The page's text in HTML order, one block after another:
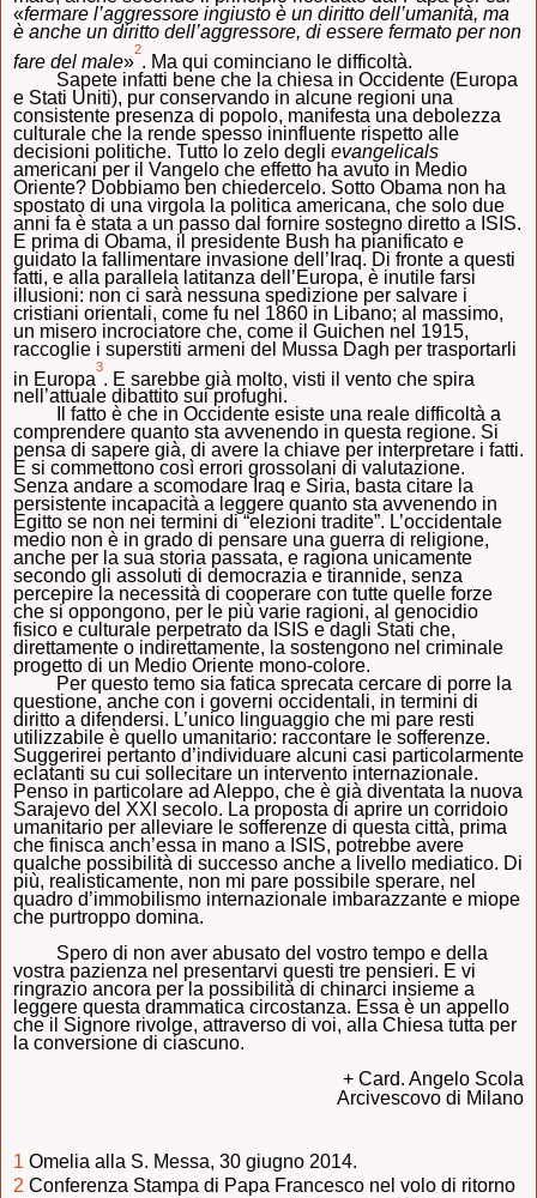
«fermare l’aggressore ingiusto è un diritto dell’umanità, ma
è anche un diritto dell’aggressore, di essere fermato per non
fare del male»
2
. Ma qui cominciano le difficoltà.
Sapete infatti bene che la chiesa in Occidente (Europa
e Stati Uniti), pur conservando in alcune regioni una
consistente presenza di popolo, manifesta una debolezza
culturale che la rende spesso ininfluente rispetto alle
decisioni politiche. Tutto lo zelo degli evangelicals
americani per il Vangelo che effetto ha avuto in Medio
Oriente? Dobbiamo ben chiedercelo. Sotto Obama non ha
spostato di una virgola la politica americana, che solo due
anni fa è stata a un passo dal fornire sostegno diretto a ISIS.
E prima di Obama, il presidente Bush ha pianificato e
guidato la fallimentare invasione dell’Iraq. Di fronte a questi
fatti, e alla parallela latitanza dell’Europa, è inutile farsi
illusioni: non ci sarà nessuna spedizione per salvare i
cristiani orientali, come fu nel 1860 in Libano; al massimo,
un misero incrociatore che, come il Guichen nel 1915,
raccoglie i superstiti armeni del Mussa Dagh per trasportarli
in Europa
3
. E sarebbe già molto, visti il vento che spira
nell’attuale dibattito sui profughi.
Il fatto è che in Occidente esiste una reale difficoltà a
comprendere quanto sta avvenendo in questa regione. Si
pensa di sapere già, di avere la chiave per interpretare i fatti.
E si commettono così errori grossolani di valutazione.
Senza andare a scomodare Iraq e Siria, basta citare la
persistente incapacità a leggere quanto sta avvenendo in
Egitto se non nei termini di “elezioni tradite”. L’occidentale
medio non è in grado di pensare una guerra di religione,
anche per la sua storia passata, e ragiona unicamente
secondo gli assoluti di democrazia e tirannide, senza
percepire la necessità di cooperare con tutte quelle forze
che si oppongono, per le più varie ragioni, al genocidio
fisico e culturale perpetrato da ISIS e dagli Stati che,
direttamente o indirettamente, la sostengono nel criminale
progetto di un Medio Oriente mono-colore.
Per questo temo sia fatica sprecata cercare di porre la
questione, anche con i governi occidentali, in termini di
diritto a difendersi. L’unico linguaggio che mi pare resti
utilizzabile è quello umanitario: raccontare le sofferenze.
Suggerirei pertanto d’individuare alcuni casi particolarmente
eclatanti su cui sollecitare un intervento internazionale.
Penso in particolare ad Aleppo, che è già diventata la nuova
Sarajevo del XXI secolo. La proposta di aprire un corridoio
umanitario per alleviare le sofferenze di questa città, prima
che finisca anch’essa in mano a ISIS, potrebbe avere
qualche possibilità di successo anche a livello mediatico. Di
più, realisticamente, non mi pare possibile sperare, nel
quadro d’immobilismo internazionale imbarazzante e miope
che purtroppo domina.
Spero di non aver abusato del vostro tempo e della
vostra pazienza nel presentarvi questi tre pensieri. E vi
ringrazio ancora per la possibilità di chinarci insieme a
leggere questa drammatica circostanza. Essa è un appello
che il Signore rivolge, attraverso di voi, alla Chiesa tutta per
la conversione di ciascuno.
+ Card. Angelo Scola
Arcivescovo di Milano
1 Omelia alla S. Messa, 30 giugno 2014.
2 Conferenza Stampa di Papa Francesco nel volo di ritorno